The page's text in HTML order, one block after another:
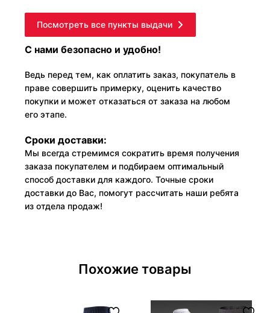
Посмотреть все пункты выдачи
С нами безопасно и удобно!
Ведь перед тем, как оплатить заказ, покупатель в
праве совершить примерку, оценить качество
покупки и может отказаться от заказа на любом
его этапе.
Сроки доставки:
Мы всегда стремимся сократить время получения
заказа покупателем и подбираем оптимальный
способ доставки для каждого. Точные сроки
доставки до Вас, помогут рассчитать наши ребята
из отдела продаж!
Похожие товары